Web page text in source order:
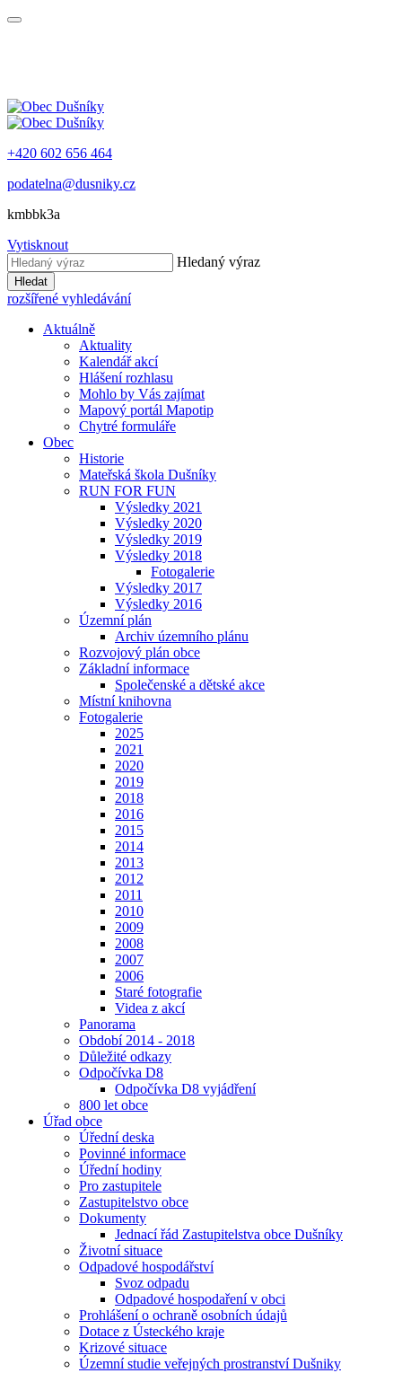
+420 602 656 464
podatelna@dusniky.cz
kmbbk3a
Vytisknout
Hledaný výraz
Hledat
rozšířené vyhledávání
Aktuálně
Aktuality
Kalendář akcí
Hlášení rozhlasu
Mohlo by Vás zajímat
Mapový portál Mapotip
Chytré formuláře
Obec
Historie
Mateřská škola Dušníky
RUN FOR FUN
Výsledky 2021
Výsledky 2020
Výsledky 2019
Výsledky 2018
Fotogalerie
Výsledky 2017
Výsledky 2016
Územní plán
Archiv územního plánu
Rozvojový plán obce
Základní informace
Společenské a dětské akce
Místní knihovna
Fotogalerie
2025
2021
2020
2019
2018
2016
2015
2014
2013
2012
2011
2010
2009
2008
2007
2006
Staré fotografie
Videa z akcí
Panorama
Období 2014 - 2018
Důležité odkazy
Odpočívka D8
Odpočívka D8 vyjádření
800 let obce
Úřad obce
Úřední deska
Povinné informace
Úřední hodiny
Pro zastupitele
Zastupitelstvo obce
Dokumenty
Jednací řád Zastupitelstva obce Dušníky
Životní situace
Odpadové hospodářství
Svoz odpadu
Odpadové hospodaření v obci
Prohlášení o ochraně osobních údajů
Dotace z Ústeckého kraje
Krizové situace
Územní studie veřejných prostranství Dušniky